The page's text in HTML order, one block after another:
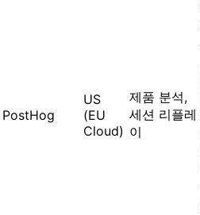
PostHog
US
(EU
Cloud)
제품 분석,
세션 리플레
이